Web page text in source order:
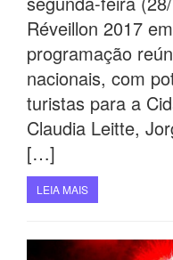
Réveillon 2017
programação
nacionais, com
turistas para a
Claudia Leitte,
[…]
LEIA MAIS